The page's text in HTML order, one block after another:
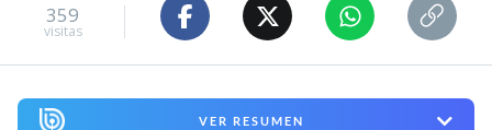
359
visitas
VER RESUMEN